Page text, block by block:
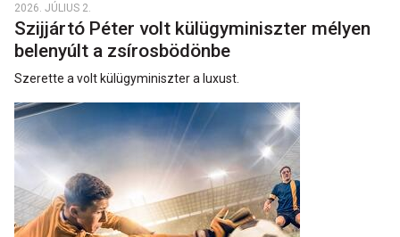
2026. JÚLIUS 2.
Szijjártó Péter volt külügyminiszter mélyen
belenyúlt a zsírosbödönbe
Szerette a volt külügyminiszter a luxust.